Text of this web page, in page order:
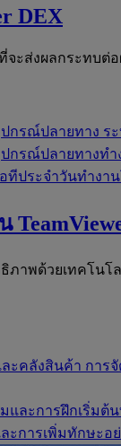
DEX
ะส่งผลกระทบต่อ
กรณ์ปลายทาง ร
กรณ์ปลายทางท
ทีประจำวันทำงา
ภาพด้วยเทคโนโ
ะคลังสินค้า การ
และการฝึกเริ่มต้
ะการเพิ่มทักษะอย่